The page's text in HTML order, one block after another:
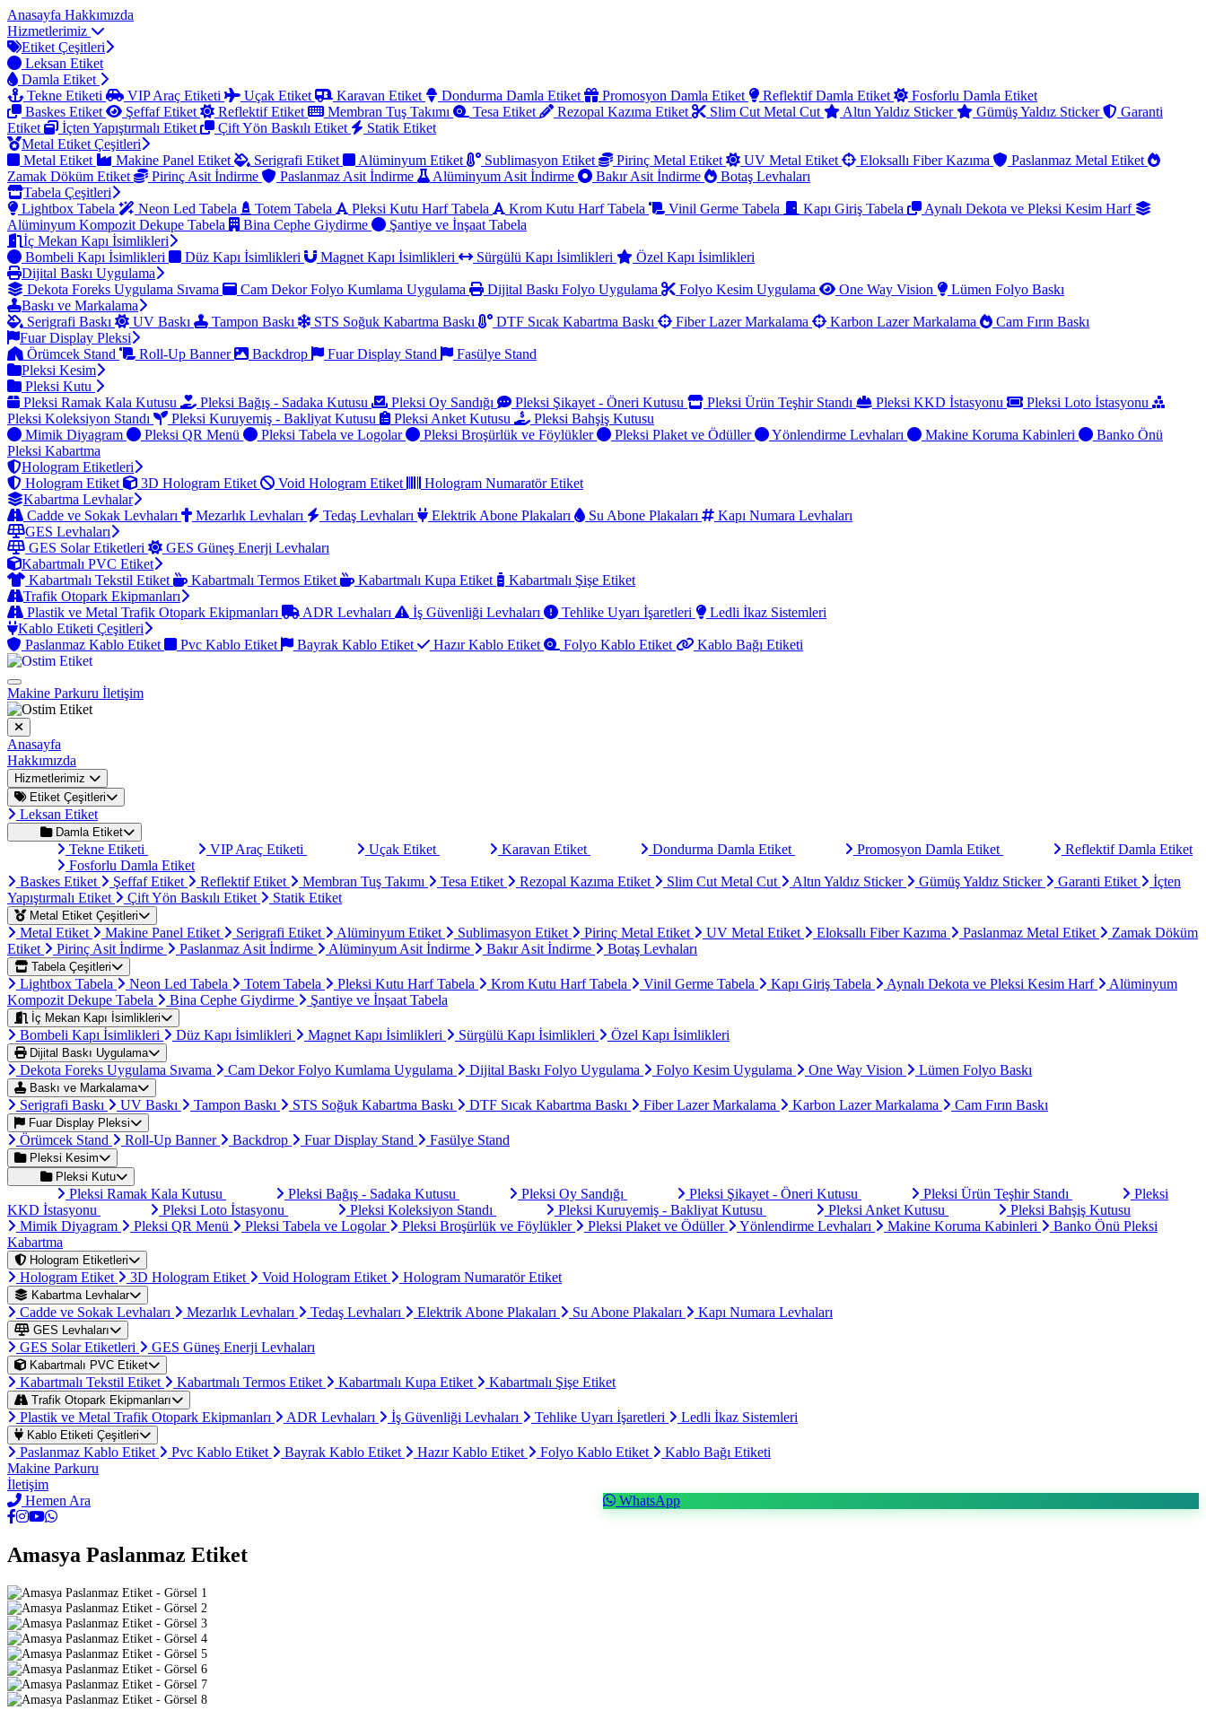
Anasayfa Hakkımızda
Hizmetlerimiz
Etiket Çeşitleri
Leksan Etiket
Damla Etiket
Tekne Etiketi
VIP Araç Etiketi Uçak Etiket Karavan Etiket Dondurma Damla Etiket Promosyon Damla Etiket Reflektif Damla Etiket
Fosforlu Damla Etiket
Baskes Etiket
Şeffaf Etiket Reflektif Etiket Membran Tuş Takımı Tesa Etiket Rezopal Kazıma Etiket Slim Cut Metal Cut Altın Yaldız Sticker Gümüş Yaldız Sticker
Garanti
Etiket
İçten Yapıştırmalı Etiket Çift Yön Baskılı Etiket
Statik Etiket
Metal Etiket Çeşitleri
Metal Etiket
Makine Panel Etiket Serigrafi Etiket Alüminyum Etiket Sublimasyon Etiket Pirinç Metal Etiket UV Metal Etiket Eloksallı Fiber Kazıma
Paslanmaz Metal Etiket
Zamak Döküm Etiket
Pirinç Asit İndirme Paslanmaz Asit İndirme Alüminyum Asit İndirme Bakır Asit İndirme
Botaş Levhaları
Tabela Çeşitleri
Lightbox Tabela
Neon Led Tabela Totem Tabela Pleksi Kutu Harf Tabela Krom Kutu Harf Tabela Vinil Germe Tabela Kapı Giriş Tabela
Aynalı Dekota ve Pleksi Kesim Harf
Alüminyum Kompozit Dekupe Tabela
Bina Cephe Giydirme
Şantiye ve İnşaat Tabela
İç Mekan Kapı İsimlikleri
Bombeli Kapı İsimlikleri
Düz Kapı İsimlikleri Magnet Kapı İsimlikleri Sürgülü Kapı İsimlikleri
Özel Kapı İsimlikleri
Dijital Baskı Uygulama
Dekota Foreks Uygulama Sıvama
Cam Dekor Folyo Kumlama Uygulama Dijital Baskı Folyo Uygulama Folyo Kesim Uygulama One Way Vision
Lümen Folyo Baskı
Baskı ve Markalama
Serigrafi Baskı
UV Baskı Tampon Baskı STS Soğuk Kabartma Baskı DTF Sıcak Kabartma Baskı Fiber Lazer Markalama Karbon Lazer Markalama
Cam Fırın Baskı
Fuar Display Pleksi
Örümcek Stand
Roll-Up Banner Backdrop Fuar Display Stand
Fasülye Stand
Pleksi Kesim
Pleksi Kutu
Pleksi Ramak Kala Kutusu
Pleksi Bağış - Sadaka Kutusu Pleksi Oy Sandığı Pleksi Şikayet - Öneri Kutusu Pleksi Ürün Teşhir Standı Pleksi KKD İstasyonu
Pleksi Loto İstasyonu
Pleksi Koleksiyon Standı
Pleksi Kuruyemiş - Bakliyat Kutusu Pleksi Anket Kutusu
Pleksi Bahşiş Kutusu
Mimik Diyagram
Pleksi QR Menü Pleksi Tabela ve Logolar Pleksi Broşürlük ve Föylükler Pleksi Plaket ve Ödüller Yönlendirme Levhaları Makine Koruma Kabinleri
Banko Önü
Pleksi Kabartma
Hologram Etiketleri
Hologram Etiket
3D Hologram Etiket Void Hologram Etiket
Hologram Numaratör Etiket
Kabartma Levhalar
Cadde ve Sokak Levhaları
Mezarlık Levhaları Tedaş Levhaları Elektrik Abone Plakaları Su Abone Plakaları
Kapı Numara Levhaları
GES Levhaları
GES Solar Etiketleri
GES Güneş Enerji Levhaları
Kabartmalı PVC Etiket
Kabartmalı Tekstil Etiket
Kabartmalı Termos Etiket Kabartmalı Kupa Etiket
Kabartmalı Şişe Etiket
Trafik Otopark Ekipmanları
Plastik ve Metal Trafik Otopark Ekipmanları
ADR Levhaları İş Güvenliği Levhaları Tehlike Uyarı İşaretleri
Ledli İkaz Sistemleri
Kablo Etiketi Çeşitleri
Paslanmaz Kablo Etiket
Pvc Kablo Etiket Bayrak Kablo Etiket Hazır Kablo Etiket Folyo Kablo Etiket Kablo Bağı Etiketi
Makine Parkuru İletişim
Anasayfa
Hakkımızda
Hizmetlerimiz
Etiket Çeşitleri
Leksan Etiket
Damla Etiket
Tekne Etiketi VIP Araç Etiketi Uçak Etiket Karavan Etiket Dondurma Damla Etiket Promosyon Damla Etiket
Reflektif Damla Etiket
Fosforlu Damla Etiket
Baskes Etiket
Şeffaf Etiket Reflektif Etiket Membran Tuş Takımı Tesa Etiket Rezopal Kazıma Etiket Slim Cut Metal Cut Altın Yaldız Sticker Gümüş Yaldız Sticker Garanti Etiket
İçten
Yapıştırmalı Etiket
Çift Yön Baskılı Etiket Statik Etiket
Metal Etiket Çeşitleri
Metal Etiket Makine Panel Etiket Serigrafi Etiket Alüminyum Etiket Sublimasyon Etiket Pirinç Metal Etiket UV Metal Etiket Eloksallı Fiber Kazıma Paslanmaz Metal Etiket
Zamak Döküm
Etiket
Pirinç Asit İndirme Paslanmaz Asit İndirme Alüminyum Asit İndirme Bakır Asit İndirme Botaş Levhaları
Tabela Çeşitleri
Lightbox Tabela Neon Led Tabela Totem Tabela Pleksi Kutu Harf Tabela Krom Kutu Harf Tabela Vinil Germe Tabela Kapı Giriş Tabela Aynalı Dekota ve Pleksi Kesim Harf
Alüminyum
Kompozit Dekupe Tabela
Bina Cephe Giydirme Şantiye ve İnşaat Tabela
İç Mekan Kapı İsimlikleri
Bombeli Kapı İsimlikleri Düz Kapı İsimlikleri Magnet Kapı İsimlikleri Sürgülü Kapı İsimlikleri Özel Kapı İsimlikleri
Dijital Baskı Uygulama
Dekota Foreks Uygulama Sıvama Cam Dekor Folyo Kumlama Uygulama Dijital Baskı Folyo Uygulama Folyo Kesim Uygulama One Way Vision Lümen Folyo Baskı
Baskı ve Markalama
Serigrafi Baskı UV Baskı Tampon Baskı STS Soğuk Kabartma Baskı DTF Sıcak Kabartma Baskı Fiber Lazer Markalama Karbon Lazer Markalama Cam Fırın Baskı
Fuar Display Pleksi
Örümcek Stand Roll-Up Banner Backdrop Fuar Display Stand Fasülye Stand
Pleksi Kesim
Pleksi Kutu
Pleksi Ramak Kala Kutusu Pleksi Bağış - Sadaka Kutusu Pleksi Oy Sandığı Pleksi Şikayet - Öneri Kutusu Pleksi Ürün Teşhir Standı
Pleksi
KKD İstasyonu
Pleksi Loto İstasyonu Pleksi Koleksiyon Standı Pleksi Kuruyemiş - Bakliyat Kutusu Pleksi Anket Kutusu
Pleksi Bahşiş Kutusu
Mimik Diyagram
Pleksi QR Menü Pleksi Tabela ve Logolar Pleksi Broşürlük ve Föylükler Pleksi Plaket ve Ödüller Yönlendirme Levhaları Makine Koruma Kabinleri
Banko Önü Pleksi
Kabartma
Hologram Etiketleri
Hologram Etiket 3D Hologram Etiket Void Hologram Etiket Hologram Numaratör Etiket
Kabartma Levhalar
Cadde ve Sokak Levhaları Mezarlık Levhaları Tedaş Levhaları Elektrik Abone Plakaları Su Abone Plakaları Kapı Numara Levhaları
GES Levhaları
GES Solar Etiketleri GES Güneş Enerji Levhaları
Kabartmalı PVC Etiket
Kabartmalı Tekstil Etiket Kabartmalı Termos Etiket Kabartmalı Kupa Etiket Kabartmalı Şişe Etiket
Trafik Otopark Ekipmanları
Plastik ve Metal Trafik Otopark Ekipmanları ADR Levhaları İş Güvenliği Levhaları Tehlike Uyarı İşaretleri Ledli İkaz Sistemleri
Kablo Etiketi Çeşitleri
Paslanmaz Kablo Etiket Pvc Kablo Etiket Bayrak Kablo Etiket Hazır Kablo Etiket Folyo Kablo Etiket
Kablo Bağı Etiketi
Makine Parkuru
İletişim
Hemen Ara
WhatsApp
Amasya Paslanmaz Etiket